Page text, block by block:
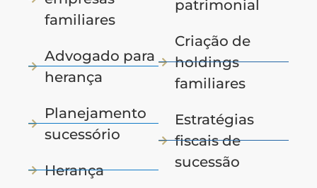
familiares
Advogado para
herança
Planejamento
sucessório
Herança
patrimonial
Criação de
holdings
familiares
Estratégias
fiscais de
sucessão